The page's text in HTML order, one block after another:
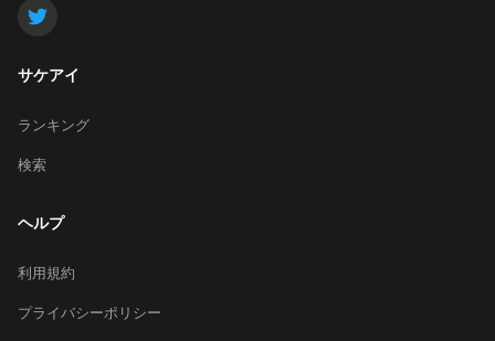
サケアイ
ランキング
検索
ヘルプ
利用規約
プライバシーポリシー